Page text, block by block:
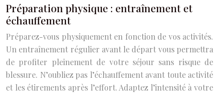
Préparation physique : entraînement et
échauffement
Préparez-vous physiquement en fonction de vos activités.
Un entraînement régulier avant le départ vous permettra
de profiter pleinement de votre séjour sans risque de
blessure. N’oubliez pas l’échauffement avant toute activité
et les étirements après l’effort. Adaptez l’intensité à votre